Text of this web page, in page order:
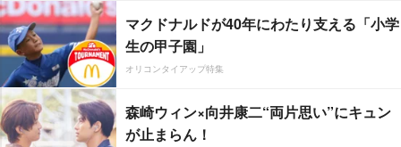
マクドナルドが40年にわたり支える「小学
生の甲子園」
オリコンタイアップ特集
森崎ウィン×向井康二“両片思い”にキュン
が止まらん！